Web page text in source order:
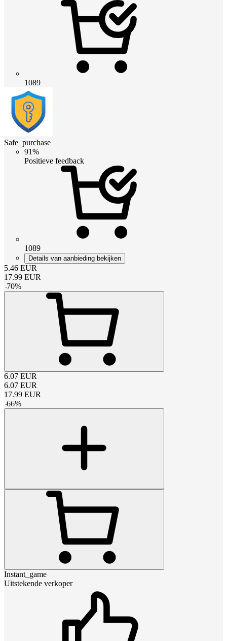
1089
Safe_purchase
91%
Positieve feedback
1089
Details van aanbieding bekijken
5.46 EUR
17.99 EUR
-70%
6.07 EUR
6.07 EUR
17.99 EUR
-66%
Instant_game
Uitstekende verkoper